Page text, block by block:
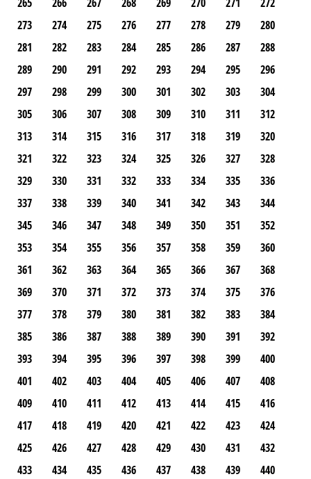
273
274 275 276 277 278 279
280
281
282 283 284 285 286 287
288
289
290 291 292 293 294 295
296
297
298 299 300 301 302 303
304
305
306 307 308 309 310 311
312
313
314 315 316 317 318 319
320
321
322 323 324 325 326 327
328
329
330 331 332 333 334 335
336
337
338 339 340 341 342 343
344
345
346 347 348 349 350 351
352
353
354 355 356 357 358 359
360
361
362 363 364 365 366 367
368
369
370 371 372 373 374 375
376
377
378 379 380 381 382 383
384
385
386 387 388 389 390 391
392
393
394 395 396 397 398 399
400
401
402 403 404 405 406 407
408
409
410 411 412 413 414 415
416
417
418 419 420 421 422 423
424
425
426 427 428 429 430 431
432
433
434 435 436 437 438 439
440